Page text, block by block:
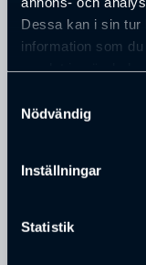
Dessa kan i sin tur
information som
Nödvändig
Inställningar
Statistik
KOMMANDE